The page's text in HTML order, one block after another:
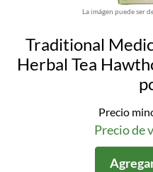
La imágen puede ser
Traditional
Herbal Tea
Precio
Precio de